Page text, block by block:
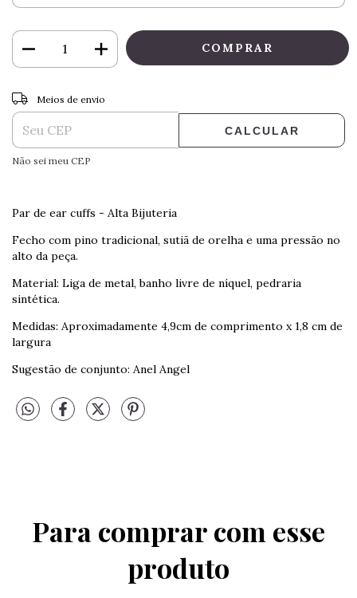
Entregas para o CEP:
Meios de envio
CALCULAR
Não sei meu CEP
Par de ear cuffs - Alta Bijuteria
Fecho com pino tradicional, sutiã de orelha e uma pressão no
alto da peça.
Material: Liga de metal, banho livre de níquel, pedraria
sintética.
Medidas: Aproximadamente 4,9cm de comprimento x 1,8 cm de
largura
Sugestão de conjunto: Anel Angel
Para comprar com esse
produto